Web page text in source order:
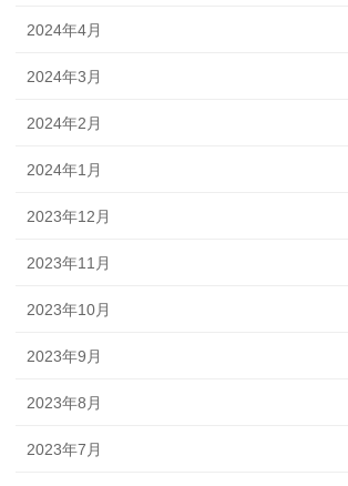
2024年4月
2024年3月
2024年2月
2024年1月
2023年12月
2023年11月
2023年10月
2023年9月
2023年8月
2023年7月